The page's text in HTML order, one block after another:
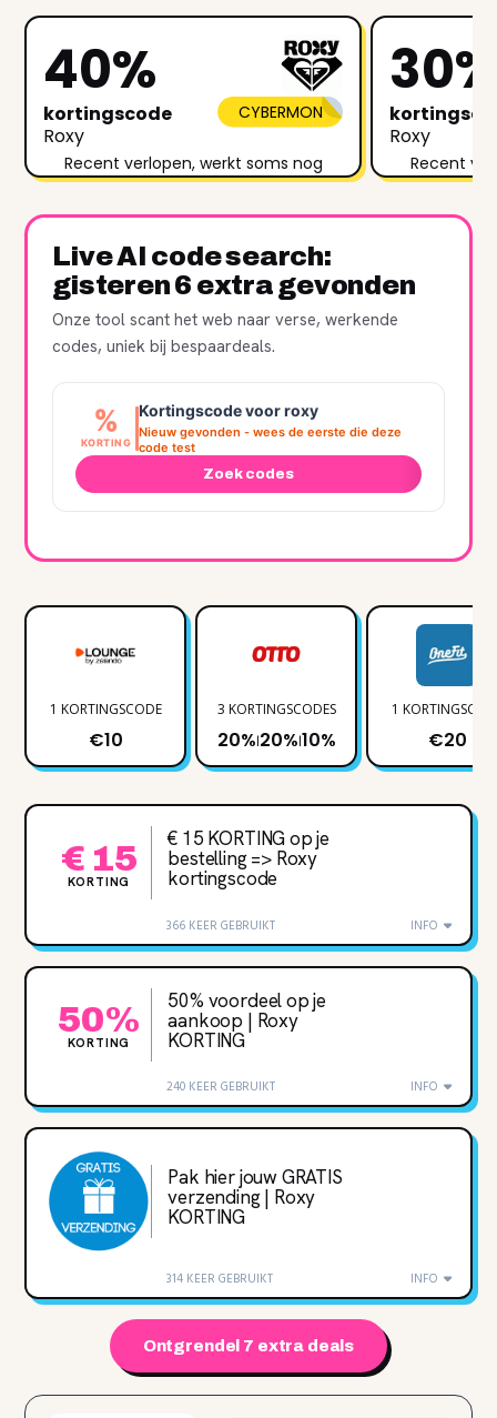
40%
kortingscode
Roxy
CYBERMON
Recent verlopen, werkt soms nog
Roxy
Recent
Live AI code search:
gisteren 6 extra gevonden
Onze tool scant het web naar verse, werkende
codes, uniek bij bespaardeals.
%
KORTING
Kortingscode voor roxy
Nieuw gevonden - wees de eerste die deze
code test
Zoek codes
1 KORTINGSCODE
€10
3 KORTINGSCODES
20%|20%|10%
1
€20
€ 15
KORTING
€ 15 KORTING op je
bestelling => Roxy
kortingscode
366 KEER GEBRUIKT INFO
50%
KORTING
50% voordeel op je
aankoop | Roxy
KORTING
240 KEER GEBRUIKT INFO
Pak hier jouw GRATIS
verzending | Roxy
KORTING
314 KEER GEBRUIKT INFO
Ontgrendel 7 extra deals